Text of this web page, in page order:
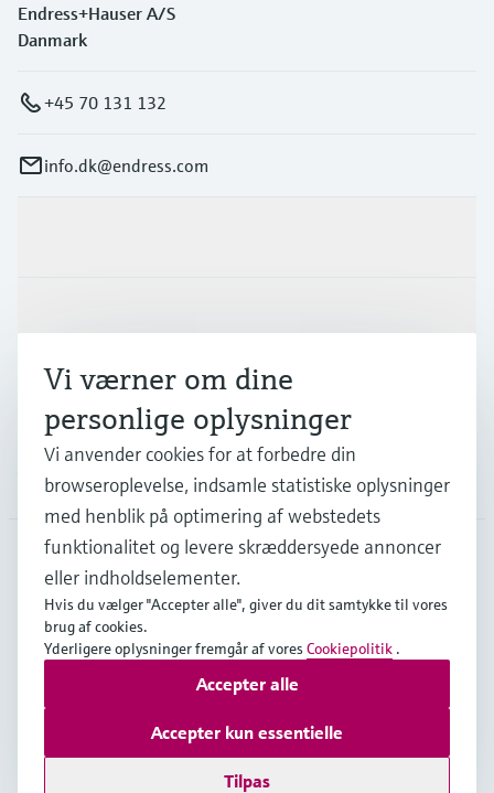
Endress+Hauser A/S
Danmark
+45 70 131 132
info.dk@endress.com
Virksomhed
DNK •Dansk
Copyright © Endress+Hauser Group Services AG
Interneterklæring og ansvarsfraskrivelse
Salgs- & leveringsbetingelser
Se Fødevarestyrelsens smiley-rapporter
Vi værner om dine
personlige oplysninger
Vi anvender cookies for at forbedre din
browseroplevelse, indsamle statistiske oplysninger
med henblik på optimering af webstedets
funktionalitet og levere skræddersyede annoncer
eller indholdselementer.
Hvis du vælger "Accepter alle", giver du dit samtykke til vores
brug af cookies.
Yderligere oplysninger fremgår af voresCookiepolitik .
Tilpas
Accepter kun essentielle
Accepter alle